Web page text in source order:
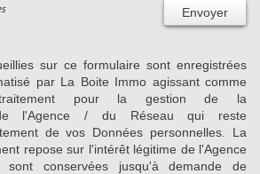
Envoyer
sur ce formulaire sont enregistrées
par La Boite Immo agissant comme
traitement pour la gestion de la
de l'Agence / du Réseau qui reste
de vos Données personnelles. La
repose sur l'intérêt légitime de l'Agence
conservées jusqu'à demande de